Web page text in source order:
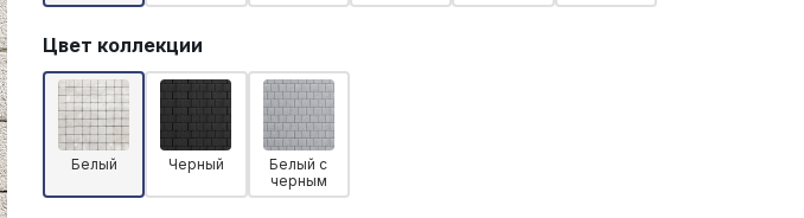
Цвет коллекции
Белый Черный
Белый с
черным